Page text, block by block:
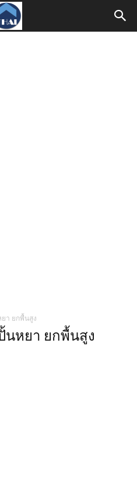
า ยกพื้นสูง
นหยา ยกพื้นสูง